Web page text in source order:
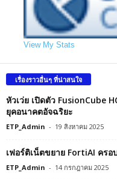
View My Stats
เรื่องราวอื่นๆ ที่น่าสนใจ
หัวเว่ย เปิดตัว FusionCube
ยุคอนาคตอัจฉริยะ
ETP_Admin - 19 สิงหาคม 2025
เฟอร์ติเน็ตขยาย FortiAI คร
ETP_Admin - 14 กรกฎาคม 2025